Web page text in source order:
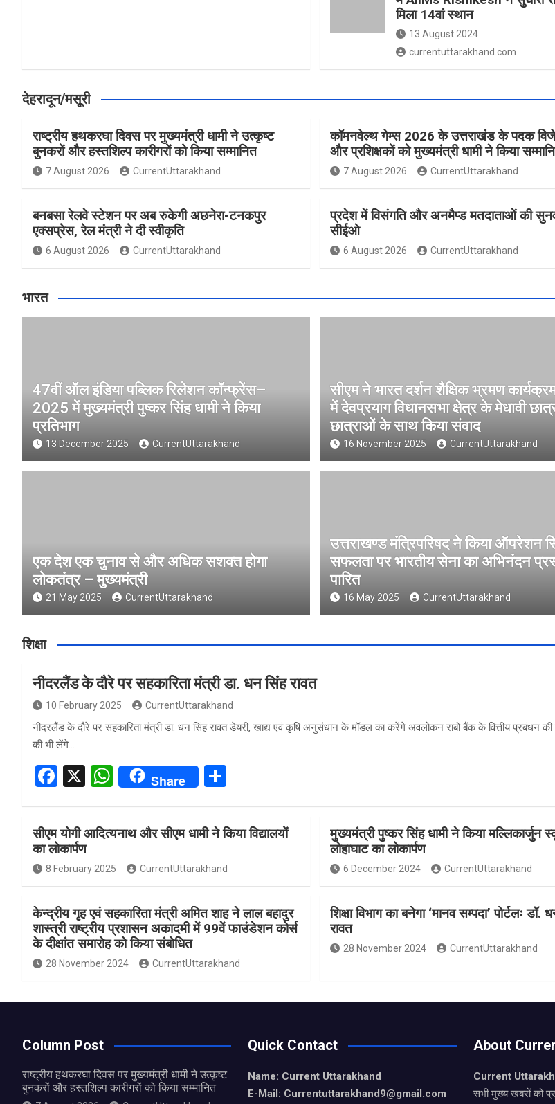
मिला 14वां स्थान
13 August 2024
currentuttarakhand.com
देहरादून/मसूरी
राष्ट्रीय हथकरघा दिवस पर मुख्यमंत्री धामी ने उत्कृष्ट
बुनकरों और हस्तशिल्प कारीगरों को किया सम्मानित
7 August 2026 CurrentUttarakhand
कॉमनवेल्थ गेम्स 2026 के उत्तराखंड के पदक
और प्रशिक्षकों को मुख्यमंत्री धामी ने किया
7 August 2026 CurrentUttarakhand
बनबसा रेलवे स्टेशन पर अब रुकेगी अछनेरा-टनकपुर
एक्सप्रेस, रेल मंत्री ने दी स्वीकृति
6 August 2026 CurrentUttarakhand
प्रदेश में विसंगति और अनमैप्ड मतदाताओं की
सीईओ
6 August 2026 CurrentUttarakhand
भारत
47वीं ऑल इंडिया पब्लिक रिलेशन कॉन्फ्रेंस–
2025 में मुख्यमंत्री पुष्कर सिंह धामी ने किया
प्रतिभाग
13 December 2025 CurrentUttarakhand
सीएम ने भारत दर्शन शैक्षिक भ्रमण
में देवप्रयाग विधानसभा क्षेत्र के मेधावी
छात्राओं के साथ किया संवाद
16 November 2025 CurrentUttarakhand
एक देश एक चुनाव से और अधिक सशक्त होगा
लोकतंत्र – मुख्यमंत्री
21 May 2025 CurrentUttarakhand
उत्तराखण्ड मंत्रिपरिषद ने किया ऑपरेशन
सफलता पर भारतीय सेना का अभिनंदन
पारित
16 May 2025 CurrentUttarakhand
शिक्षा
नीदरलैंड के दौरे पर सहकारिता मंत्री डा. धन सिंह रावत
10 February 2025 CurrentUttarakhand
नीदरलैंड के दौरे पर सहकारिता मंत्री डा. धन सिंह रावत डेयरी, खाद्य एवं कृषि अनुसंधान के मॉडल का करेंगे अवलोकन राबो बैंक के वित्तीय प्रबंधन
की भी लेंगे…
F
ce
b
o
o
k
X
W
s
A
p
p
Share
ar
e
सीएम योगी आदित्यनाथ और सीएम धामी ने किया विद्यालयों
का लोकार्पण
8 February 2025 CurrentUttarakhand
मुख्यमंत्री पुष्कर सिंह धामी ने किया मल्लिकार्जुन
लोहाघाट का लोकार्पण
6 December 2024 CurrentUttarakhand
केन्द्रीय गृह एवं सहकारिता मंत्री अमित शाह ने लाल बहादुर
शास्त्री राष्ट्रीय प्रशासन अकादमी में 99वें फाउंडेशन कोर्स
के दीक्षांत समारोह को किया संबोधित
28 November 2024 CurrentUttarakhand
शिक्षा विभाग का बनेगा ‘मानव सम्पदा’ पोर्टलः डॉ.
रावत
28 November 2024 CurrentUttarakhand
Column Post
राष्ट्रीय हथकरघा दिवस पर मुख्यमंत्री धामी ने उत्कृष्ट
बुनकरों और हस्तशिल्प कारीगरों को किया सम्मानित
Quick Contact
Name: Current Uttarakhand
E-Mail: Currentuttarakhand9@gmail.com
About
Current
सभी मुख्य खबरों को